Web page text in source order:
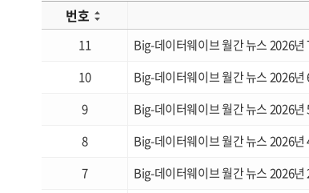
번호
11 Big-데이터웨이브 월간 뉴스 2026년
10
Big-데이터웨이브 월간 뉴스 2026년
9
Big-데이터웨이브 월간 뉴스 2026년
8
Big-데이터웨이브 월간 뉴스 2026년
7
Big-데이터웨이브 월간 뉴스 2026년